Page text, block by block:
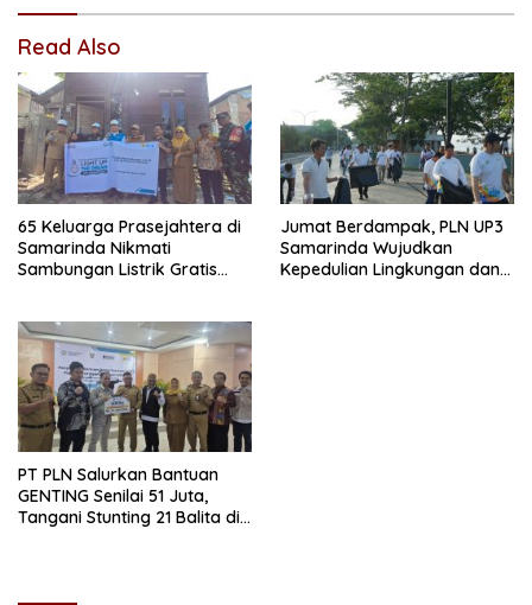
Read Also
65 Keluarga Prasejahtera di
Samarinda Nikmati
Sambungan Listrik Gratis
Jumat Berdampak, PLN UP3
Samarinda Wujudkan
Kepedulian Lingkungan dan
PT PLN Salurkan Bantuan
GENTING Senilai 51 Juta,
Tangani Stunting 21 Balita di